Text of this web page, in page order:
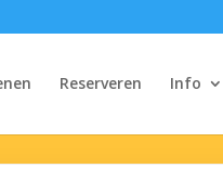
Reserveren Info